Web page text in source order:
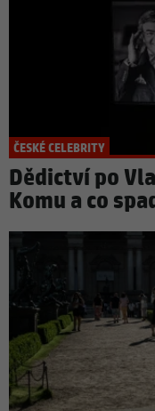
ČESKÉ CELEBRITY
Dědictví po
Komu a co